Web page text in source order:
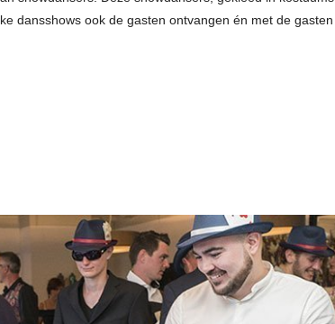
dansshows ook de gasten ontvangen én met de gasten